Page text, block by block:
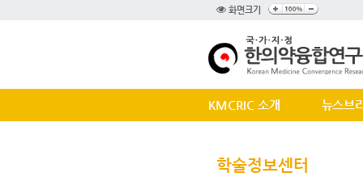
화면크기
KMCRIC 소개 뉴스브
학술정보센터